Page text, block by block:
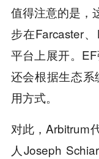
值得注意的是，
步在Farcaster
平台上展开。
还会根据生态
用方式。
对此，Arbitrum
人Joseph